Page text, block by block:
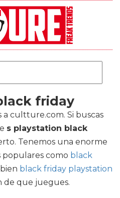
friday
a cultture.com. Si buscas
s playstation black
Tenemos una enorme
como black
black friday playstation
de que juegues.